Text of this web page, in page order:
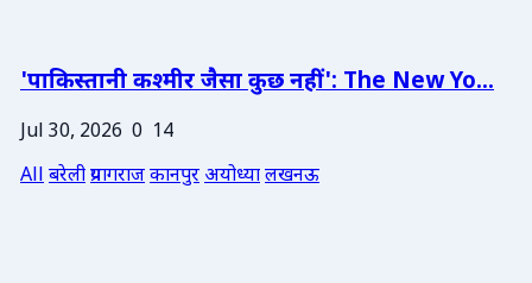
'पाकिस्तानी कश्मीर जैसा कुछ नहीं': The New Yo...
Jul 30, 2026 0 14
Allबरेलीप्रयागराजकानपुरअयोध्यालखनऊ